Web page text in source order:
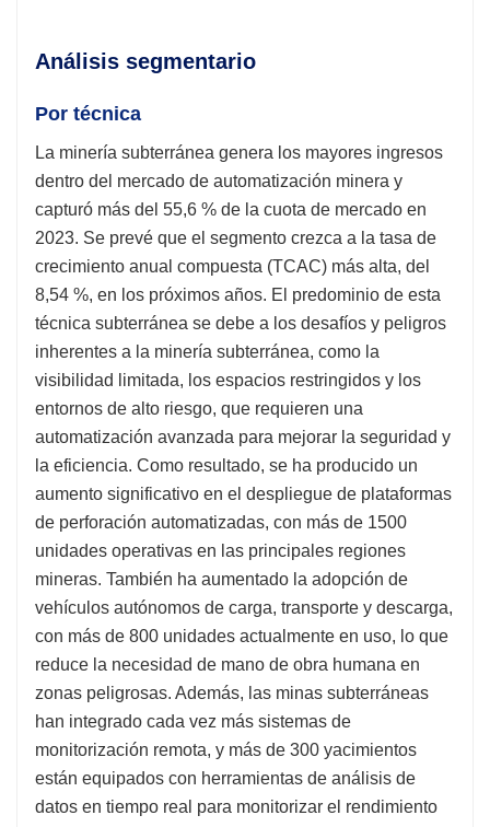
Análisis segmentario
Por técnica
La minería subterránea genera los mayores ingresos
dentro del mercado de automatización minera y
capturó más del 55,6 % de la cuota de mercado en
2023. Se prevé que el segmento crezca a la tasa de
crecimiento anual compuesta (TCAC) más alta, del
8,54 %, en los próximos años. El predominio de esta
técnica subterránea se debe a los desafíos y peligros
inherentes a la minería subterránea, como la
visibilidad limitada, los espacios restringidos y los
entornos de alto riesgo, que requieren una
automatización avanzada para mejorar la seguridad y
la eficiencia. Como resultado, se ha producido un
aumento significativo en el despliegue de plataformas
de perforación automatizadas, con más de 1500
unidades operativas en las principales regiones
mineras. También ha aumentado la adopción de
vehículos autónomos de carga, transporte y descarga,
con más de 800 unidades actualmente en uso, lo que
reduce la necesidad de mano de obra humana en
zonas peligrosas. Además, las minas subterráneas
han integrado cada vez más sistemas de
monitorización remota, y más de 300 yacimientos
están equipados con herramientas de análisis de
datos en tiempo real para monitorizar el rendimiento